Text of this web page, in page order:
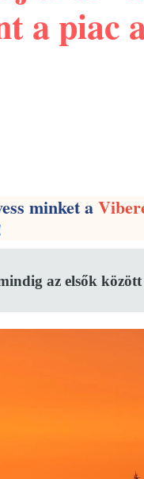
a piac
minket a
az elsők között